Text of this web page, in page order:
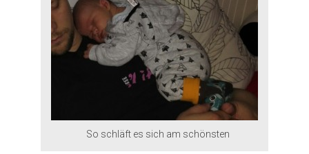
So schläft es sich am schönsten